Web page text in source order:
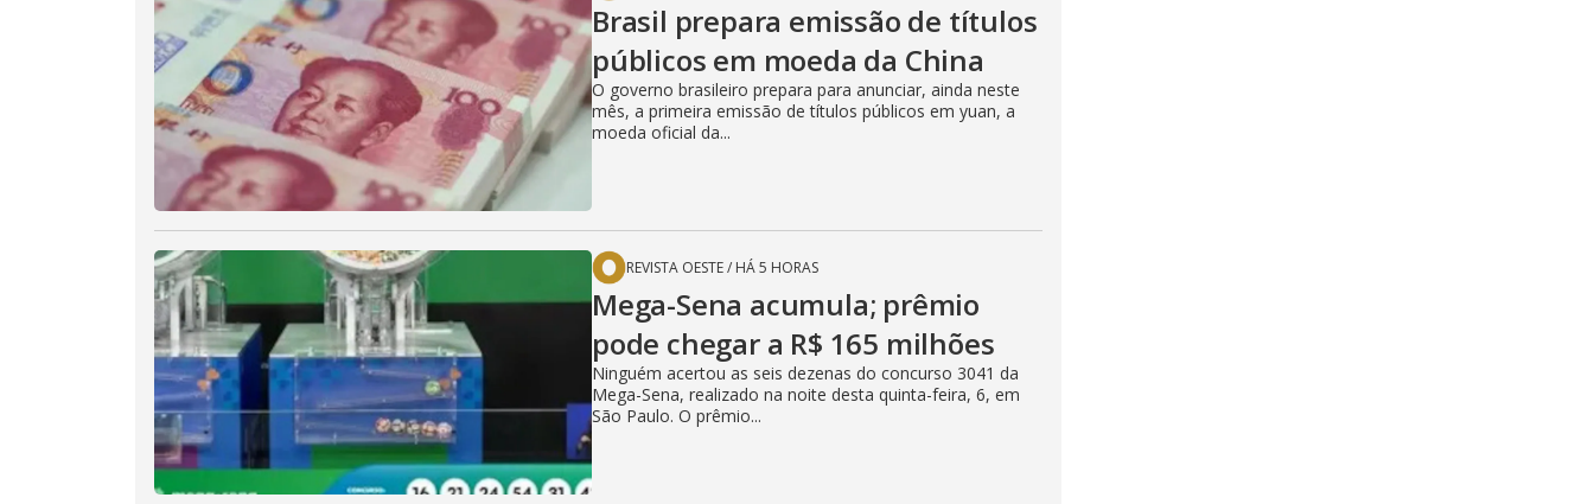
Brasil prepara emissão de títulos
públicos em moeda da China
O governo brasileiro prepara para anunciar, ainda neste
mês, a primeira emissão de títulos públicos em yuan, a
moeda oficial da...
REVISTA OESTE/ HÁ 5 HORAS
Mega-Sena acumula; prêmio
pode chegar a R$ 165 milhões
Ninguém acertou as seis dezenas do concurso 3041 da
Mega-Sena, realizado na noite desta quinta-feira, 6, em
São Paulo. O prêmio...